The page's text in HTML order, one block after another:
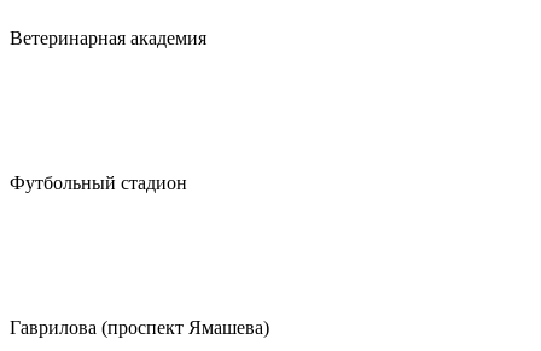
Ветеринарная академия
Футбольный стадион
Гаврилова (проспект Ямашева)